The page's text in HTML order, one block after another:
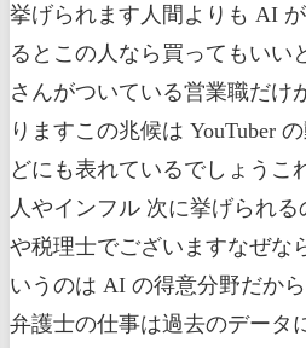
挙げられます人間よりも AI
るとこの人なら買ってもいい
さんがついている営業職だけ
りますこの兆候は YouTuber
どにも表れているでしょうこ
人やインフル 次に挙げられ
や税理士でございますなぜな
いうのは AI の得意分野だか
弁護士の仕事は過去のデータ